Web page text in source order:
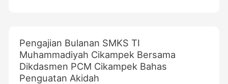
Pengajian Bulanan SMKS TI
Muhammadiyah Cikampek Bersama
Dikdasmen PCM Cikampek Bahas
Penguatan Akidah
Bulanan
SMKS
TI
Muhammadiyah